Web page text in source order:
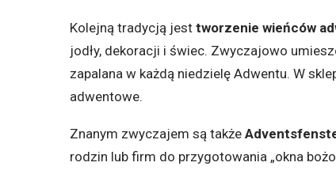
Kolejną tradycją jest tworzenie wieńców
jodły, dekoracji i świec. Zwyczajowo
zapalana w każdą niedzielę Adwentu. W
adwentowe.
Znanym zwyczajem są także
rodzin lub firm do przygotowania „okna